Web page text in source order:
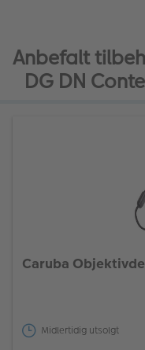
Anbefalt
DG DN
Caruba
Midlertidig utsolgt